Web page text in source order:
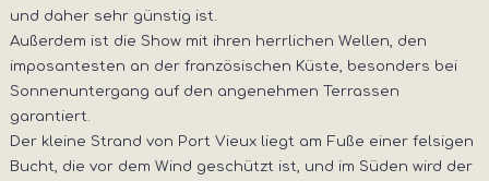
und daher sehr günstig ist.
Außerdem ist die Show mit ihren herrlichen Wellen, den
imposantesten an der französischen Küste, besonders bei
Sonnenuntergang auf den angenehmen Terrassen
garantiert.
Der kleine Strand von Port Vieux liegt am Fuße einer felsigen
Bucht, die vor dem Wind geschützt ist, und im Süden wird der